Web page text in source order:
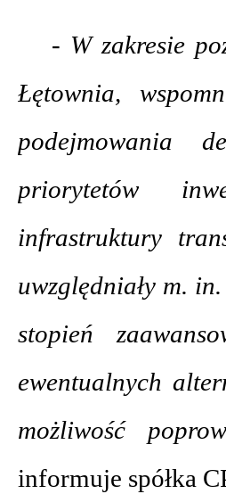
- W zakresie
Łętownia,
podejmowania
priorytetów
infrastruktury
uwzględniały m.
stopień
ewentualnych
możliwość
informuje spółka